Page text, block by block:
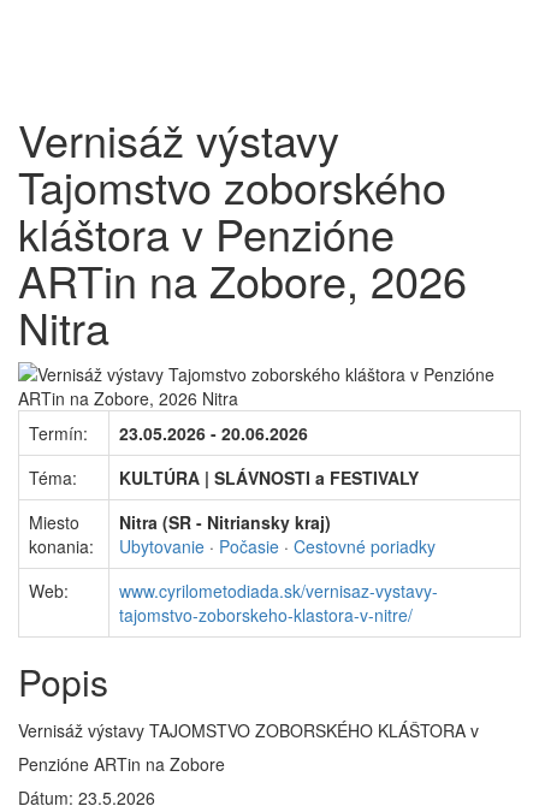
Vernisáž výstavy
Tajomstvo zoborského
kláštora v Penzióne
ARTin na Zobore, 2026
Nitra
Termín:
23.05.2026 - 20.06.2026
Téma:
KULTÚRA | SLÁVNOSTI a FESTIVALY
Miesto
konania:
Nitra (SR - Nitriansky kraj)
Ubytovanie · Počasie · Cestovné poriadky
Web:
www.cyrilometodiada.sk/vernisaz-vystavy-
tajomstvo-zoborskeho-klastora-v-nitre/
Popis
Vernisáž výstavy TAJOMSTVO ZOBORSKÉHO KLÁŠTORA v
Penzióne ARTin na Zobore
Dátum: 23.5.2026